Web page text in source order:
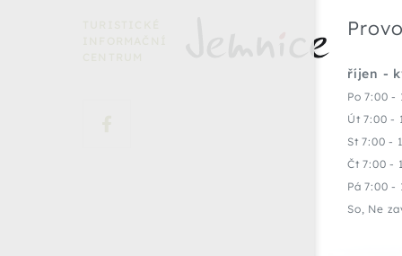
říjen -
Po 7:00 -
Út 7:00 -
St 7:00 -
Čt 7:00 -
Pá 7:00 -
So, Ne